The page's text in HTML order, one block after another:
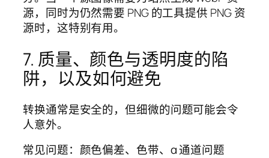
源，同时为仍然需要 PNG 的工具提供 PNG 资
源时，这特别有用。
7. 质量、颜色与透明度的陷
阱，以及如何避免
转换通常是安全的，但细微的问题可能会令
人意外。
常见问题：颜色偏差、色带、α 通道问题